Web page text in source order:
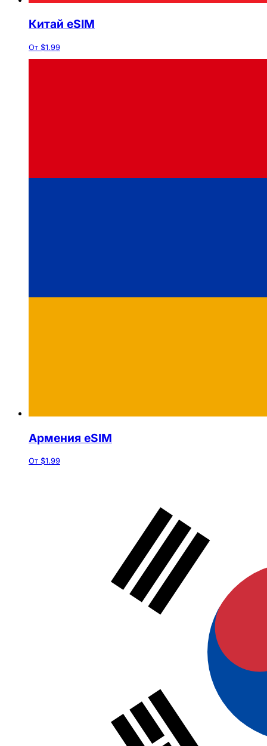
Китай eSIM
От $1.99
Армения eSIM
От $1.99